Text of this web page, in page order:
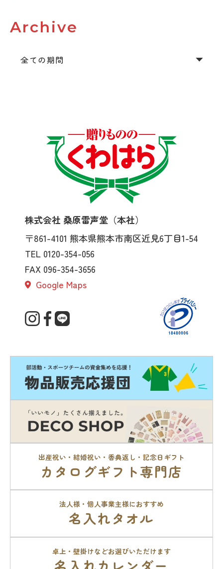
Archive
株式会社 桑原雷声堂（本社）
〒861-4101 熊本県熊本市南区近見6丁目1-54
TEL 0120-354-056
FAX 096-354-3656
Google Maps
出産祝い・結婚祝い・香典返し・記念日ギフト
カタログギフト専門店
法人様・個人事業主様におすすめ
名入れタオル
卓上・壁掛けなどお選びいただけます